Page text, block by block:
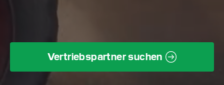
Vertriebspartner suchen